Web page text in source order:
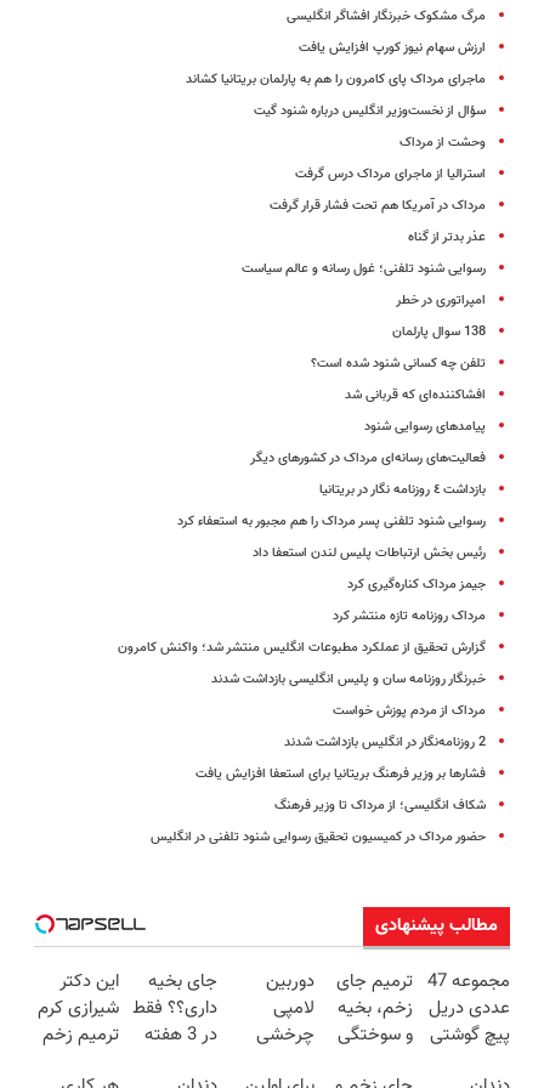
مرگ مشکوک خبرنگار افشاگر انگلیسی
ارزش سهام نیوز کورپ افزایش یافت
ماجرای مرداک پای کامرون را هم به پارلمان بریتانیا کشاند
سؤال از نخست‌وزیر انگلیس درباره شنود گیت
وحشت از مرداک
استرالیا از ماجرای مرداک درس گرفت
مرداک در آمریکا هم تحت فشار قرار گرفت
عذر بدتر از گناه
رسوایی شنود تلفنی؛ غول رسانه و عالم سیاست
امپراتوری در خطر
138 سوال پارلمان
تلفن چه کسانی شنود شده است؟
افشاکننده‌ای که قربانی شد
پیامدهای رسوایی شنود
فعالیت‌های رسانه‌ای مرداک در کشورهای دیگر
بازداشت ٤ روزنامه نگار در بریتانیا
رسوایی شنود تلفنی پسر مرداک را هم مجبور به استعفاء کرد
رئیس بخش ارتباطات پلیس لندن استعفا داد
جیمز مرداک کناره‌گیری کرد
مرداک روزنامه تازه منتشر کرد
گزارش تحقیق از عملکرد مطبوعات انگلیس منتشر شد؛ واکنش کامرون
خبرنگار روزنامه سان و پلیس انگلیسی بازداشت شدند
مرداک از مردم پوزش خواست
2 روزنامه‌نگار در انگلیس بازداشت شدند
فشارها بر وزیر فرهنگ بریتانیا برای استعفا افزایش یافت
شکاف انگلیسی؛ از مرداک تا وزیر فرهنگ
حضور مرداک در کمیسیون تحقیق رسوایی شنود تلفنی در انگلیس
مطالب پیشنهادی
مجموعه 47
عددی دریل
پیچ گوشتی
ترمیم جای
زخم، بخیه
و سوختگی
دوربین
لامپی
چرخشی
جای بخیه
داری؟؟ فقط
در 3 هفته
این دکتر
شیرازی کرم
ترمیم زخم